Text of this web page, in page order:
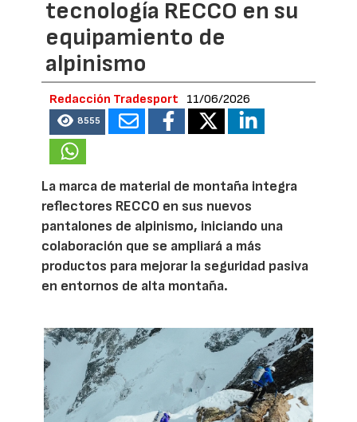
tecnología RECCO en su
equipamiento de
alpinismo
Redacción Tradesport 11/06/2026
8555
La marca de material de montaña integra
reflectores RECCO en sus nuevos
pantalones de alpinismo, iniciando una
colaboración que se ampliará a más
productos para mejorar la seguridad pasiva
en entornos de alta montaña.